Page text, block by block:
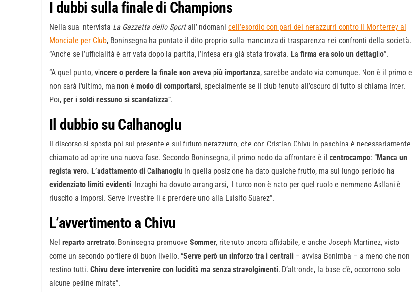
I dubbi sulla finale di Champions
Nella sua intervista La Gazzetta dello Sportall’indomani dell’esordio con pari dei nerazzurri contro il Monterrey al
Mondiale per Club, Boninsegna ha puntato il dito proprio sulla mancanza di trasparenza nei confronti della società.
“Anche se l’ufficialità è arrivata dopo la partita, l’intesa era già stata trovata. La firma era solo un dettaglio”.
“A quel punto, vincere o perdere la finale non aveva più importanza, sarebbe andato via comunque. Non è il primo e
non sarà l’ultimo, ma non è modo di comportarsi, specialmente se il club tenuto all’oscuro di tutto si chiama Inter.
Poi, per i soldi nessuno si scandalizza”.
Il dubbio su Calhanoglu
Il discorso si sposta poi sul presente e sul futuro nerazzurro, che con Cristian Chivu in panchina è necessariamente
chiamato ad aprire una nuova fase. Secondo Boninsegna, il primo nodo da affrontare è il centrocampo: “Manca un
regista vero. L’adattamento di Calhanoglu in quella posizione ha dato qualche frutto, ma sul lungo periodo ha
evidenziato limiti evidenti. Inzaghi ha dovuto arrangiarsi, il turco non è nato per quel ruolo e nemmeno Asllani è
riuscito a imporsi. Serve investire lì e prendere uno alla Luisito Suarez”.
L’avvertimento a Chivu
Nel reparto arretrato, Boninsegna promuove Sommer, ritenuto ancora affidabile, e anche Joseph Martinez, visto
come un secondo portiere di buon livello. “Serve però un rinforzo tra i centrali – avvisa Bonimba – a meno che non
restino tutti. Chivu deve intervenire con lucidità ma senza stravolgimenti. D’altronde, la base c’è, occorrono solo
alcune pedine mirate”.